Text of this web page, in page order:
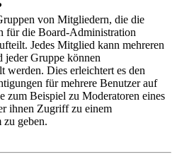
von Mitgliedern, die die
für die Board-Administration
Jedes Mitglied kann mehreren
jeder Gruppe können
werden. Dies erleichtert es den
für mehrere Benutzer auf
zum Beispiel zu Moderatoren eines
ihnen Zugriff zu einem
geben.